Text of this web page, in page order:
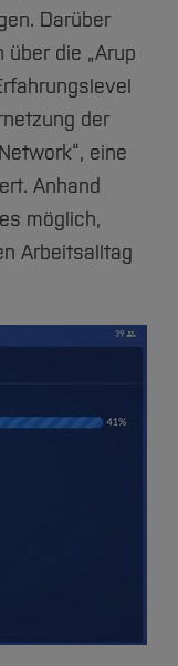
Darüber
die „Arup
der
eine
Anhand
möglich,
Arbeitsalltag